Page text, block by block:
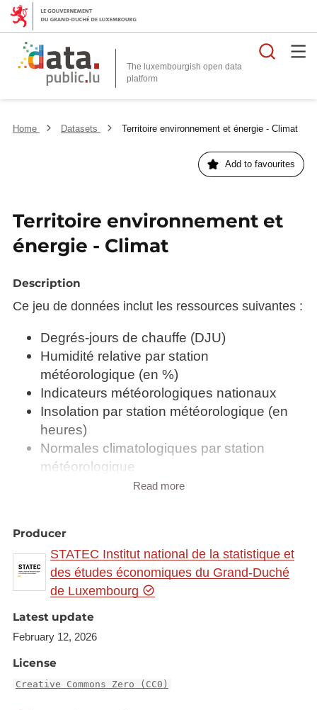
The luxembourgish open data
platform
Home Datasets Territoire environnement et énergie - Climat
Add to favourites
Territoire environnement et
énergie - Climat
Description
Ce jeu de données inclut les ressources suivantes :
Degrés-jours de chauffe (DJU)
Humidité relative par station
météorologique (en %)
Indicateurs météorologiques nationaux
Insolation par station météorologique (en
heures)
Normales climatologiques par station
météorologique
Pression atmosphérique par station
météorologique (en mm)
Températures minima et maxima par
station météorologique (en °C)
Températures moyennes par station
météorologique (en °C)
données LUSTAT
Read more
Producer
STATEC Institut national de la statistique et
des études économiques du Grand-Duché
de Luxembourg
Latest update
February 12, 2026
License
Creative Commons Zero (CC0)